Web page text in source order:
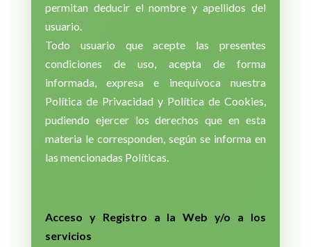
permitan deducir el nombre y apellidos del
usuario.
Todo usuario que acepte las presentes
condiciones de uso, acepta de forma
informada, expresa e inequívoca nuestra
Política de Privacidad y Política de Cookies,
pudiendo ejercer los derechos que en esta
materia le corresponden, según se informa en
las mencionadas Políticas.
Acceso y Registro a la Web y/o a los
servicios